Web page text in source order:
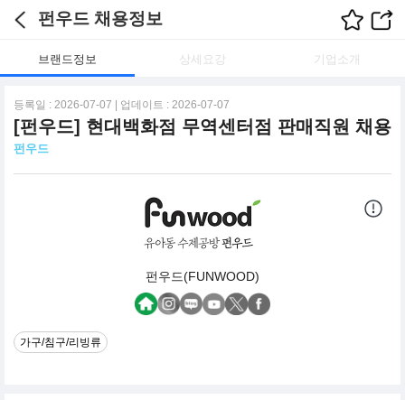
펀우드 채용정보
브랜드정보 상세요강 기업소개
등록일 : 2026-07-07 | 업데이트 : 2026-07-07
[펀우드] 현대백화점 무역센터점 판매직원 채용
펀우드
펀우드(FUNWOOD)
가구/침구/리빙류